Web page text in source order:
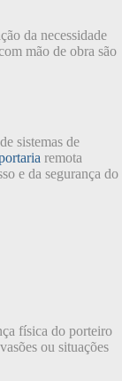
da necessidade
mão de obra são
sistemas de
remota
e da segurança do
física do porteiro
ou situações